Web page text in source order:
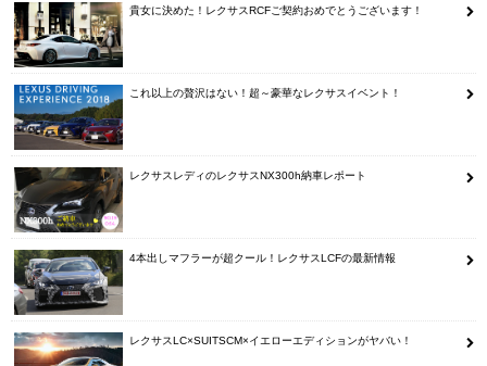
貴女に決めた！レクサスRCFご契約おめでとうございます！
これ以上の贅沢はない！超～豪華なレクサスイベント！
レクサスレディのレクサスNX300h納車レポート
4本出しマフラーが超クール！レクサスLCFの最新情報
レクサスLC×SUITSCM×イエローエディションがヤバい！